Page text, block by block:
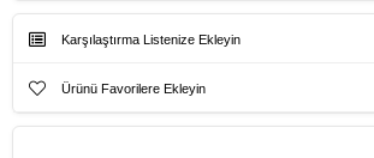
Karşılaştırma Listenize Ekleyin
Ürünü Favorilere Ekleyin